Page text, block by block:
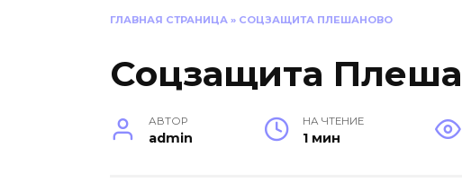
ГЛАВНАЯ СТРАНИЦА » СОЦЗАЩИТА ПЛЕШАНОВО
Соцзащита
АВТОР
admin
НА ЧТЕНИЕ
1 мин